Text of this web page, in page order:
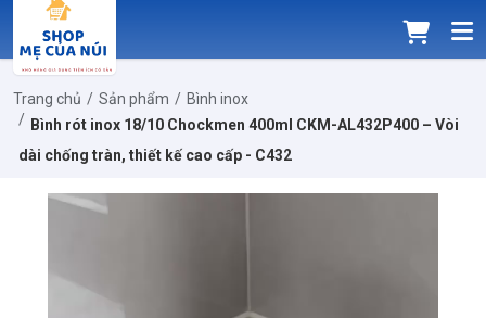
Trang chủ Sản phẩm
Bình inox
Bình rót inox 18/10 Chockmen 400ml CKM-AL432P400 – Vòi
dài chống tràn, thiết kế cao cấp - C432